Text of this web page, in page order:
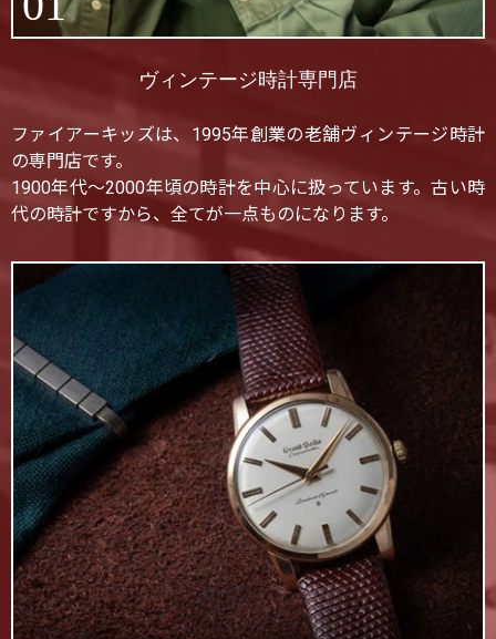
ヴィンテージ時計専門店
ファイアーキッズは、1995年創業の老舗ヴィンテージ時計
の専門店です。
1900年代〜2000年頃の時計を中心に扱っています。古い時
代の時計ですから、全てが一点ものになります。